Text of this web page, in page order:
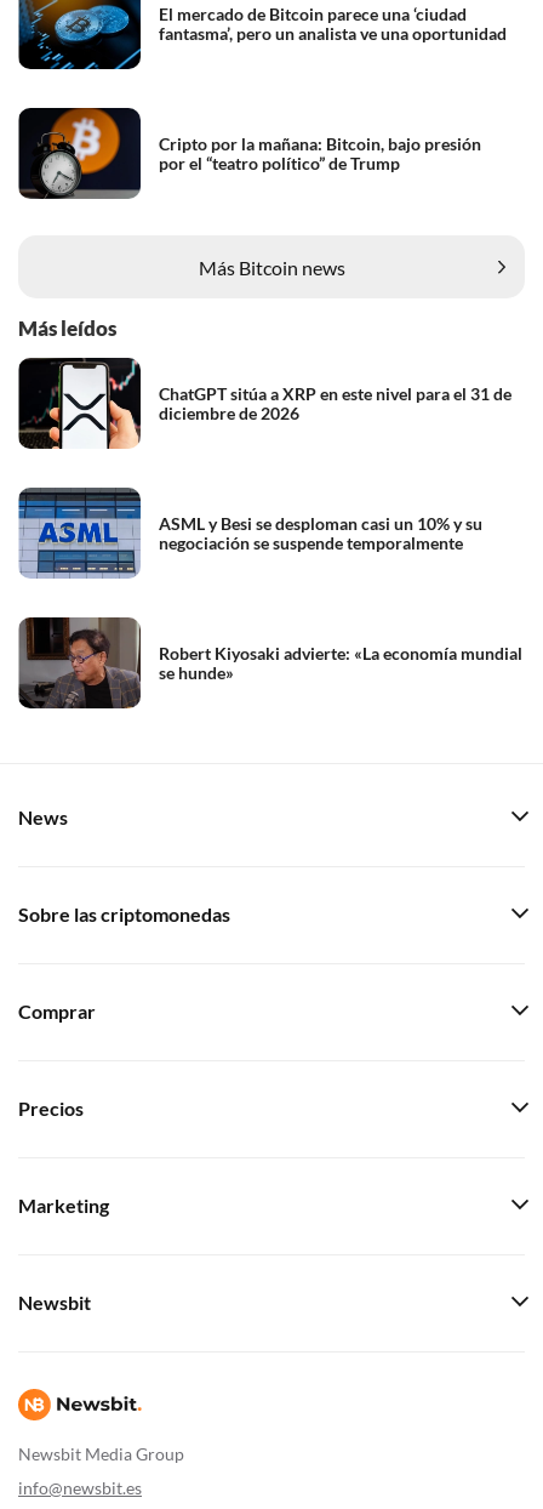
El mercado de Bitcoin parece una ‘ciudad
fantasma’, pero un analista ve una oportunidad
Cripto por la mañana: Bitcoin, bajo presión
por el “teatro político” de Trump
Más Bitcoin news
Más leídos
ChatGPT sitúa a XRP en este nivel para el 31 de
diciembre de 2026
ASML y Besi se desploman casi un 10% y su
negociación se suspende temporalmente
Robert Kiyosaki advierte: «La economía mundial
se hunde»
Newsbit Media Group
info@newsbit.es
News
Sobre las criptomonedas
Comprar
Precios
Marketing
Newsbit